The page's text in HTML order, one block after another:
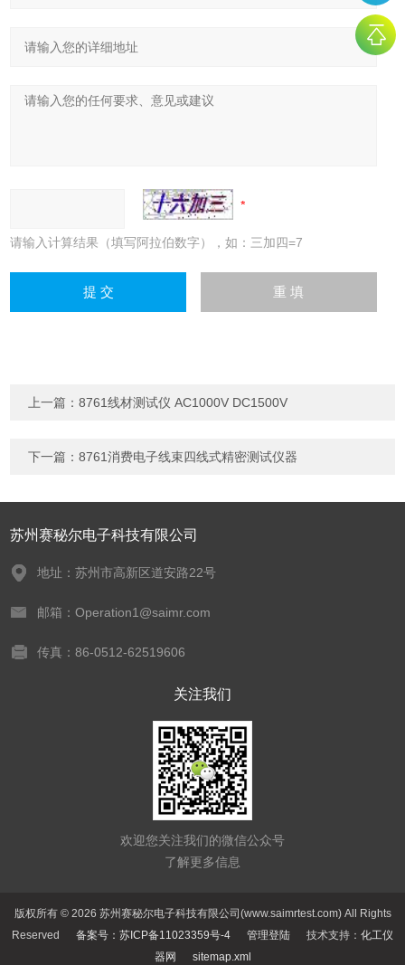
请输入计算结果（填写阿拉伯数字），如：三加四=7
上一篇：8761线材测试仪 AC1000V DC1500V
下一篇：8761消费电子线束四线式精密测试仪器
苏州赛秘尔电子科技有限公司
地址：苏州市高新区道安路22号
邮箱：Operation1@saimr.com
传真：86-0512-62519606
关注我们
欢迎您关注我们的微信公众号
了解更多信息
版权所有 © 2026 苏州赛秘尔电子科技有限公司(www.saimrtest.com) All Rights
Reserved 备案号：苏ICP备11023359号-4 管理登陆 技术支持： 化工仪
器网
sitemap.xml